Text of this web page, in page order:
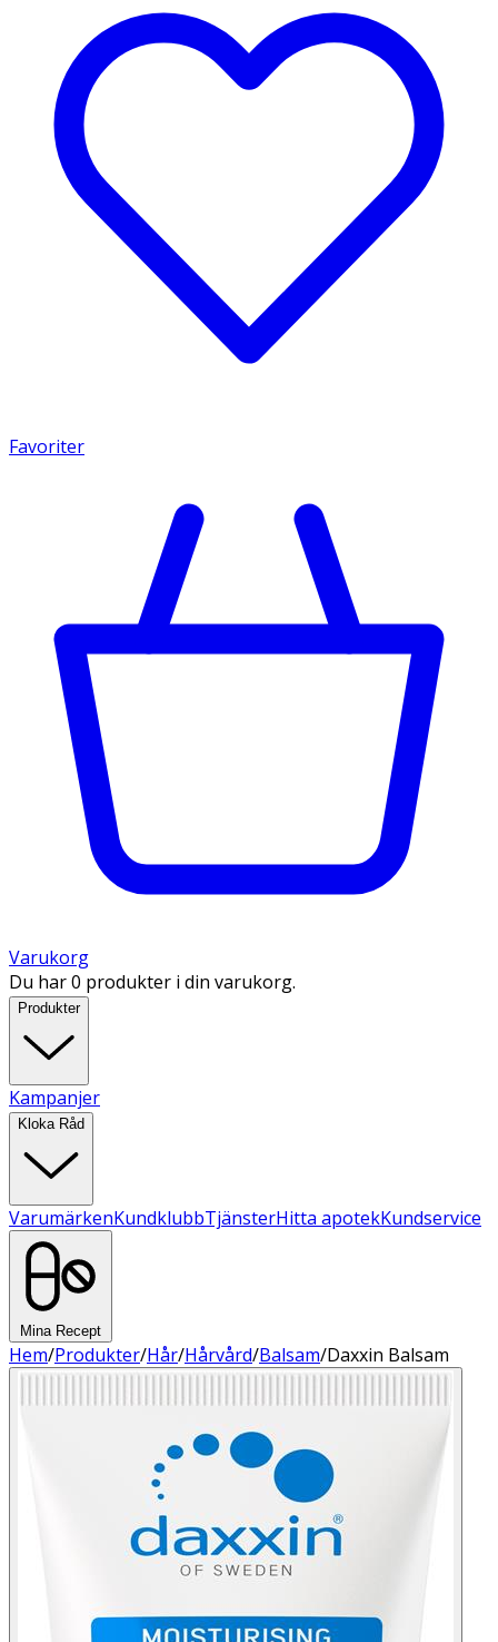
Favoriter
Varukorg
Du har 0 produkter i din varukorg.
Produkter
Kampanjer
Kloka Råd
VarumärkenKundklubbTjänsterHitta apotekKundservice
Mina Recept
Hem/Produkter/Hår/Hårvård/Balsam/Daxxin Balsam